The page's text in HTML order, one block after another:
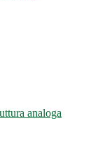
analoga